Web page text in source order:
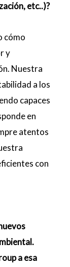
etc..)?
cómo
y
Nuestra
a los
capaces
en
atentos
con
a esa